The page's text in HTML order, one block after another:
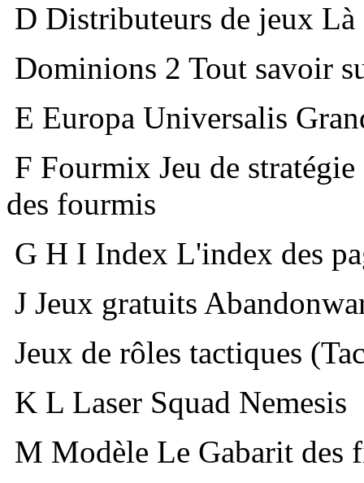
D Distributeurs de jeux
Dominions 2 Tout savoir
E Europa Universalis
F Fourmix Jeu de
des fourmis
G H I Index L'index des
J Jeux gratuits
Jeux de rôles tactiques
K L Laser Squad Nemesis
M Modèle Le Gabarit des